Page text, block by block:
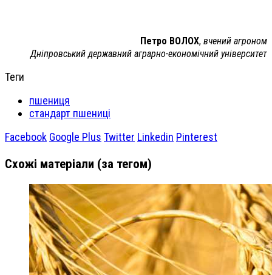
Петро ВОЛОХ, вчений агроном
Дніпровський державний аграрно-економічний університет
Теги
пшениця
стандарт пшениці
Facebook Google Plus Twitter Linkedin Pinterest
Схожі матеріали (за тегом)